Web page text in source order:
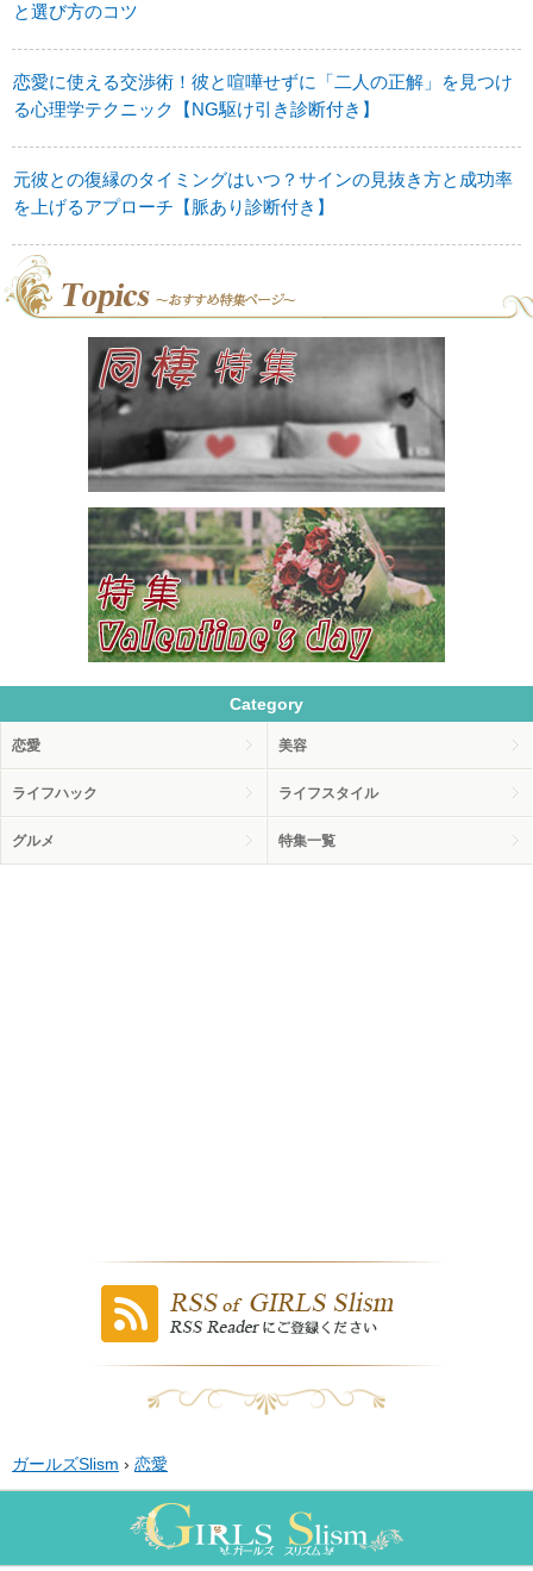
と選び方のコツ
恋愛に使える交渉術！彼と喧嘩せずに「二人の正解」を見つけ
る心理学テクニック【NG駆け引き診断付き】
元彼との復縁のタイミングはいつ？サインの見抜き方と成功率
を上げるアプローチ【脈あり診断付き】
Category
恋愛 美容
ライフハック ライフスタイル
グルメ 特集一覧
ガールズSlism › 恋愛